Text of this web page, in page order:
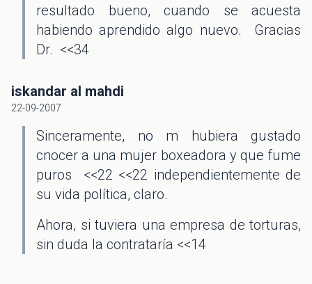
resultado bueno, cuando se acuesta
habiendo aprendido algo nuevo. Gracias
Dr. <<34
iskandar al mahdi
22-09-2007
Sinceramente, no m hubiera gustado
cnocer a una mujer boxeadora y que fume
puros <<22 <<22 independientemente de
su vida política, claro.
Ahora, si tuviera una empresa de torturas,
sin duda la contrataría <<14